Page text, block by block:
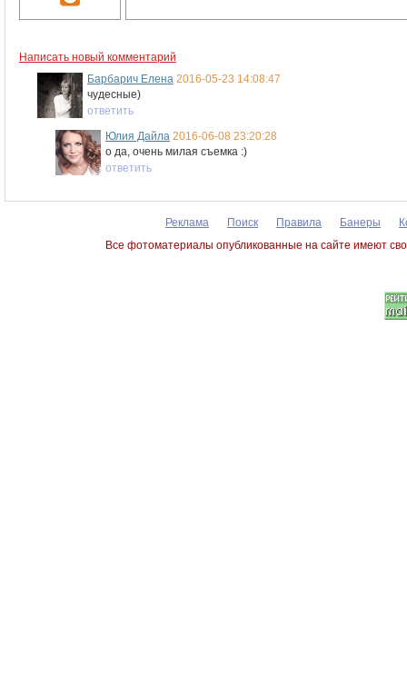
Написать новый комментарий
Барбарич Елена 2016-05-23 14:08:47
чудесные)
ответить
Юлия Дайла 2016-06-08 23:20:28
о да, очень милая съемка :)
ответить
Реклама Поиск Правила Банеры
Все фотоматериалы опубликованные на сайте имеют